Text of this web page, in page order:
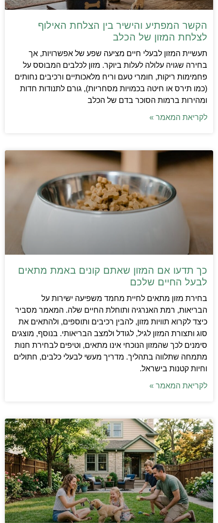
הקשר המפתיע והישיר בין הצלחת האילוף
לצלחת המזון של הכלב
תעשיית המזון לבעלי חיים מציעה שפע של אפשרויות, אך
בחירה שגויה עלולה לעלות ביוקר. מזון לכלבים המבוסס על
פחמימות ריקות, חומרי טעם וריח מלאכותיים ורכיבים נחותים
(כמו תירס או חיטה בכמויות מסחריות), גורם לתנודות חדות
ומהירות ברמות הסוכר בדם של הכלב
לקריאת המאמר »
כך תדעו אם המזון שאתם קונים באמת מתאים
לבעל החיים שלכם
בחירת מזון מתאים לחיית מחמד משפיעה ישירות על
הבריאות, רמת האנרגיה ותוחלת החיים שלה. המאמר מסביר
כיצד לקרוא תוויות מזון, להבין רכיבים ותוספים, ולהתאים את
סוג ותצורת המזון לגיל, לגודל ולמצב הבריאותי. בנוסף, מוצגים
סימנים לכך שהמזון הנוכחי אינו מתאים, וטיפים לבחירת חנות
מתמחה שתלווה בתהליך. מדריך מעשי לבעלי כלבים, חתולים
וחיות קטנות בישראל.
לקריאת המאמר »